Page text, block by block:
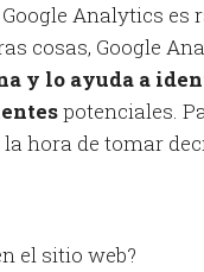
Analytics es
cosas, Google
y lo ayuda a
potenciales.
hora de tomar
el sitio web?